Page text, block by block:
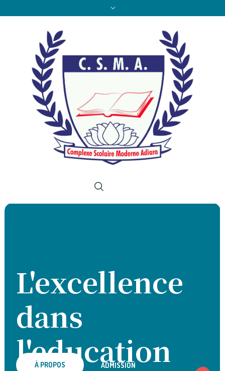
L'excellence
dans
l'education
À PROPOS ADMISSION